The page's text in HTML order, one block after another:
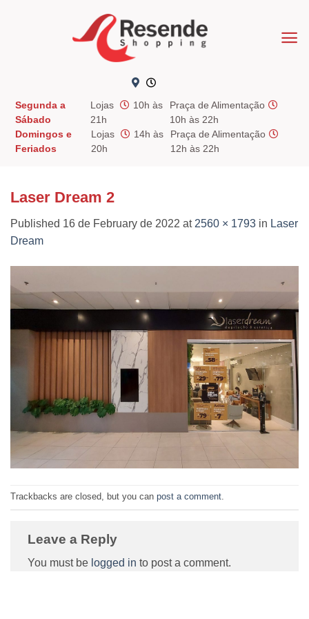
Segunda a
Sábado
Lojas
10h às
21h
Praça de Alimentação
10h às 22h
Domingos e
Feriados
Lojas
14h às
20h
Praça de Alimentação
12h às 22h
Laser Dream 2
Published 16 de February de 2022 at 2560 × 1793 in Laser
Dream
Trackbacks are closed, but you can post a comment.
Leave a Reply
You must be logged in to post a comment.